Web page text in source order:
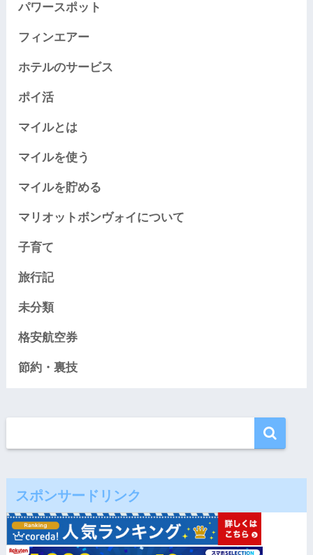
パワースポット
フィンエアー
ホテルのサービス
ポイ活
マイルとは
マイルを使う
マイルを貯める
マリオットボンヴォイについて
子育て
旅行記
未分類
格安航空券
節約・裏技
スポンサードリンク